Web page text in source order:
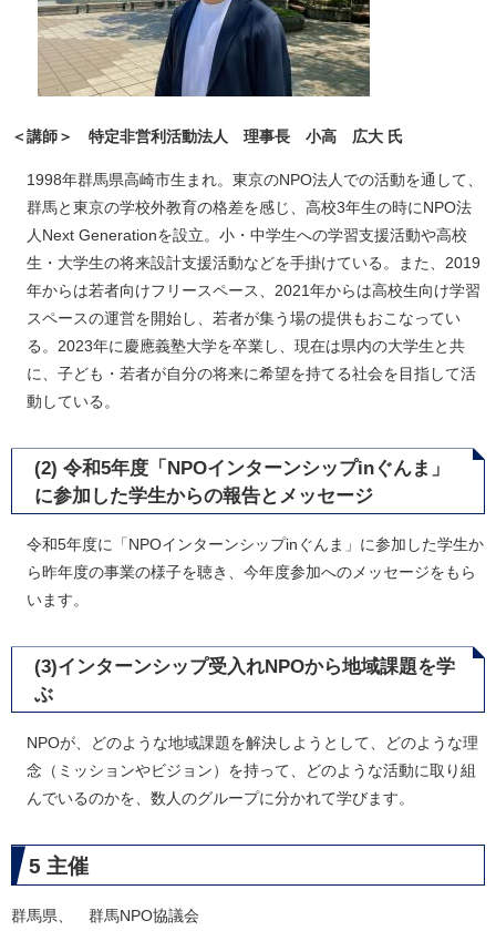
＜講師＞ 特定非営利活動法人 理事長 小高 広大 氏
1998年群馬県高崎市生まれ。東京のNPO法人での活動を通して、
群馬と東京の学校外教育の格差を感じ、高校3年生の時にNPO法
人Next Generationを設立。小・中学生への学習支援活動や高校
生・大学生の将来設計支援活動などを手掛けている。また、2019
年からは若者向けフリースペース、2021年からは高校生向け学習
スペースの運営を開始し、若者が集う場の提供もおこなってい
る。2023年に慶應義塾大学を卒業し、現在は県内の大学生と共
に、子ども・若者が自分の将来に希望を持てる社会を目指して活
動している。
(2) 令和5年度「NPOインターンシップinぐんま」
に参加した学生からの報告とメッセージ
令和5年度に「NPOインターンシップinぐんま」に参加した学生か
ら昨年度の事業の様子を聴き、今年度参加へのメッセージをもら
います。
(3)インターンシップ受入れNPOから地域課題を学
ぶ
NPOが、どのような地域課題を解決しようとして、どのような理
念（ミッションやビジョン）を持って、どのような活動に取り組
んでいるのかを、数人のグループに分かれて学びます。
5 主催
群馬県、 群馬NPO協議会